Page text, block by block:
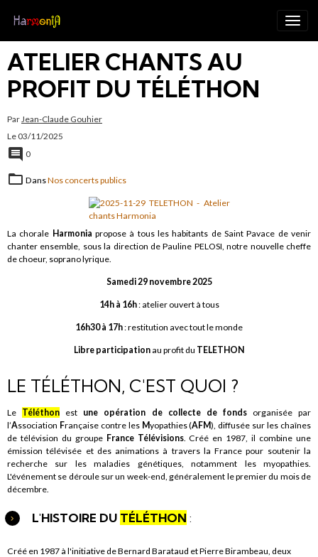
ATELIER CHANTS AU
PROFIT DU TÉLÉTHON
ParJean-Claude Gouhier
Le 03/11/2025
0
DansNos concerts publics
La chorale Harmonia propose à tous les habitants de Saint Pavace de venir
chanter ensemble, sous la direction de Pauline PELOSI, notre nouvelle cheffe
de choeur, soprano lyrique.
Samedi 29 novembre 2025
14h à 16h: atelier ouvert à tous
16h30 à 17h: restitution avec tout le monde
Libre participation au profit du TELETHON
LE TÉLÉTHON, C'EST QUOI ?
Le Téléthon est une opération de collecte de fondsorganisée par
l’Association Française contre les Myopathies (AFM), diffusée sur les chaînes
de télévision du groupe France Télévisions. Créé en 1987, il combine une
émission télévisée et des animations à travers la France pour soutenir la
recherche sur les maladies génétiques, notamment les myopathies.
L'événement se déroule sur un week-end, généralement le premier du mois de
décembre.
L'HISTOIRE DU TÉLÉTHON :
Créé en 1987 à l'initiative de Bernard Barataud et Pierre Birambeau, deux